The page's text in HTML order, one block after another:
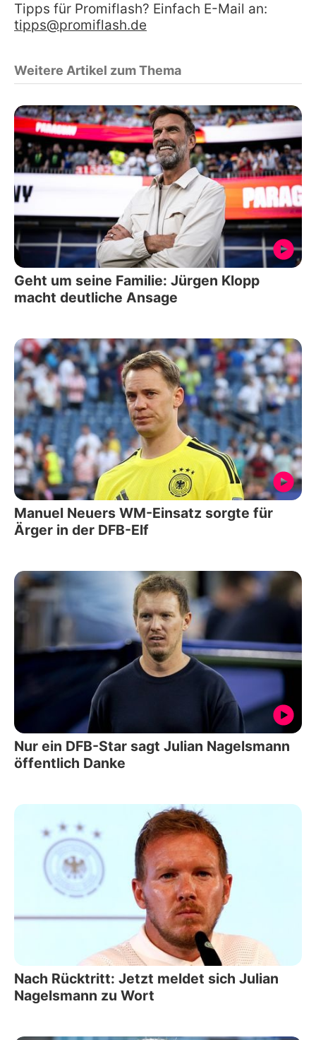
Tipps für Promiflash? Einfach E-Mail an:
tipps@promiflash.de
Weitere Artikel zum Thema
Geht um seine Familie: Jürgen Klopp
macht deutliche Ansage
Manuel Neuers WM-Einsatz sorgte für
Ärger in der DFB-Elf
Nur ein DFB-Star sagt Julian Nagelsmann
öffentlich Danke
Nach Rücktritt: Jetzt meldet sich Julian
Nagelsmann zu Wort